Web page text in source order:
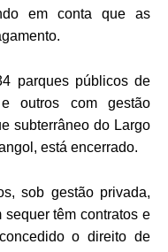
em conta que as
parques públicos de
outros com gestão
subterrâneo do Largo
está encerrado.
sob gestão privada,
têm contratos e
o direito de